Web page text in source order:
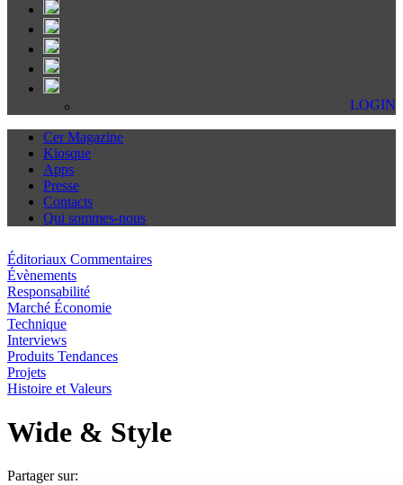
LOGIN
Cer Magazine
Kiosque
Apps
Presse
Contacts
Qui sommes-nous
Éditoriaux Commentaires
Évènements
Responsabilité
Marché Économie
Technique
Interviews
Produits Tendances
Projets
Histoire et Valeurs
Wide & Style
Partager sur: